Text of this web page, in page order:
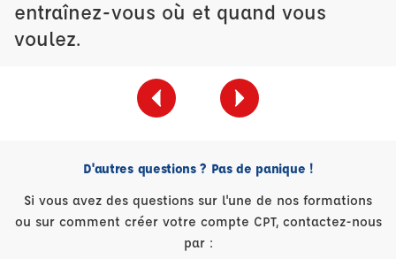
entraînez-vous où et quand vous
voulez.
D'autres questions ? Pas de panique !
Si vous avez des questions sur l'une de nos formations
ou sur comment créer votre compte CPT, contactez-nous
par :